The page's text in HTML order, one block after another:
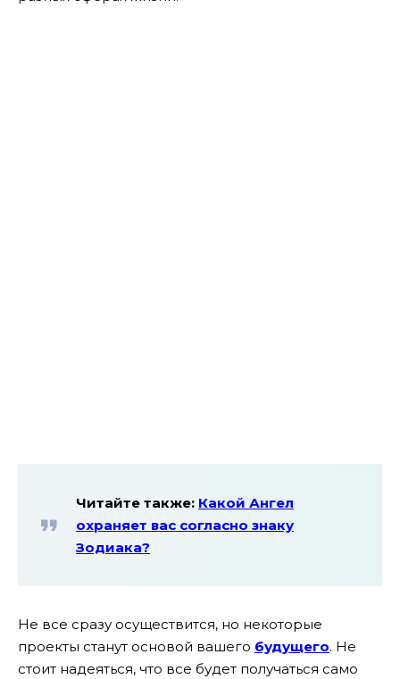
Читайте также: Какой Ангел
охраняет вас согласно знаку
Зодиака?
Не все сразу осуществится, но некоторые
проекты станут основой вашего будущего. Не
стоит надеяться, что все будет получаться само